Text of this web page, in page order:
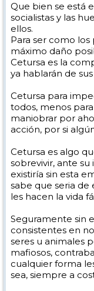
Que bien se está
socialistas y las
ellos.
Para ser como
máximo daño
Cetursa es la
ya hablarán de sus
Cetursa para
todos, menos
maniobrar por
acción, por si
Cetursa es algo
sobrevivir, ante
existiría sin esta
sabe que seria de
les hacen la vida
Seguramente sin
consistentes en
seres u animales
mafiosos,
cualquier forma
sea, siempre a